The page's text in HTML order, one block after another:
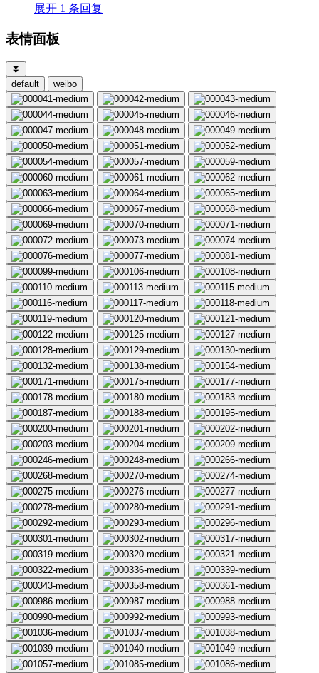
展开 1 条回复
表情面板
⏬
default
weibo